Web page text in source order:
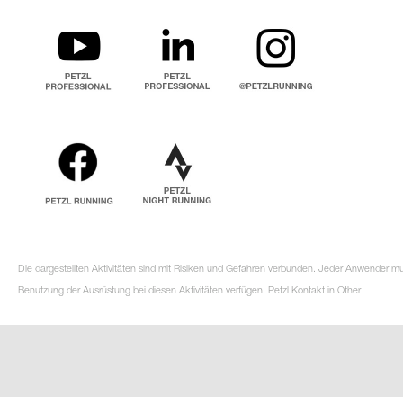
Die dargestellten Aktivitäten sind mit Risiken und Gefahren verbunden. Jeder Anwender
Benutzung der Ausrüstung bei diesen Aktivitäten verfügen. Petzl Kontakt in Other